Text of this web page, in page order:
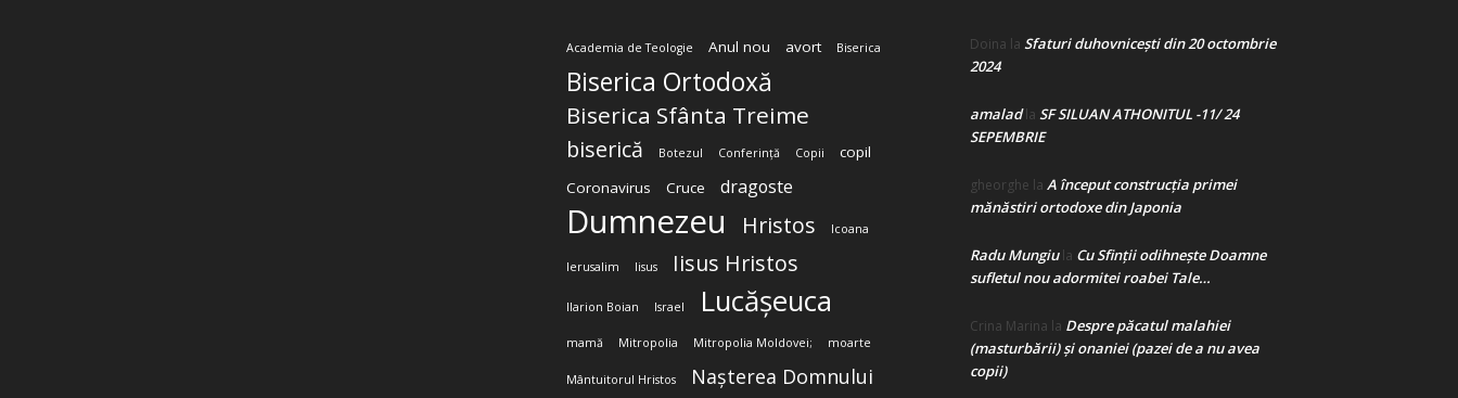
Academia de Teologie Anul nou avort Biserica
Biserica Ortodoxă
Biserica Sfânta Treime
biserică Botezul Conferință Copii
copil
Coronavirus
Cruce dragoste
Dumnezeu Hristos Icoana
Ierusalim Iisus Iisus Hristos
Ilarion Boian Israel Lucășeuca
mamă Mitropolia Mitropolia Moldovei; moarte
Mântuitorul Hristos Nașterea Domnului
Doina la Sfaturi duhovnicești din 20 octombrie
2024
amaladla SF SILUAN ATHONITUL -11/ 24
SEPEMBRIE
gheorghe la A început construcţia primei
mănăstiri ortodoxe din Japonia
Radu Mungiula Cu Sfinții odihnește Doamne
sufletul nou adormitei roabei Tale…
Crina Marina la Despre păcatul malahiei
(masturbării) şi onaniei (pazei de a nu avea
copii)